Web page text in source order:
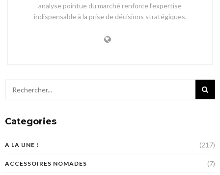
analyse pointue du marché renforce l’expertise
indispensable à la prise de décisions stratégiques.
Categories
A LA UNE ! (217)
ACCESSOIRES NOMADES (7)